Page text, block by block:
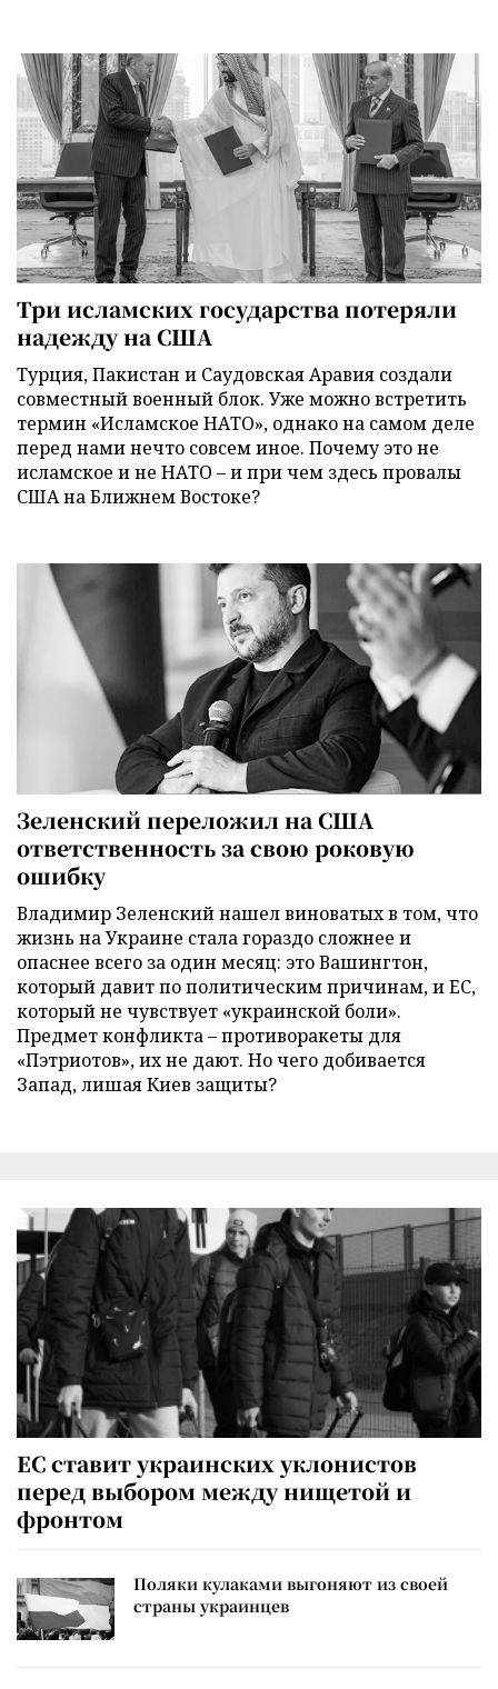
Три исламских государства потеряли
надежду на США
Турция, Пакистан и Саудовская Аравия создали
совместный военный блок. Уже можно встретить
термин «Исламское НАТО», однако на самом деле
перед нами нечто совсем иное. Почему это не
исламское и не НАТО – и при чем здесь провалы
США на Ближнем Востоке?
Зеленский переложил на США
ответственность за свою роковую
ошибку
Владимир Зеленский нашел виноватых в том, что
жизнь на Украине стала гораздо сложнее и
опаснее всего за один месяц: это Вашингтон,
который давит по политическим причинам, и ЕС,
который не чувствует «украинской боли».
Предмет конфликта – противоракеты для
«Пэтриотов», их не дают. Но чего добивается
Запад, лишая Киев защиты?
ЕС ставит украинских уклонистов
перед выбором между нищетой и
фронтом
Поляки кулаками выгоняют из своей
страны украинцев